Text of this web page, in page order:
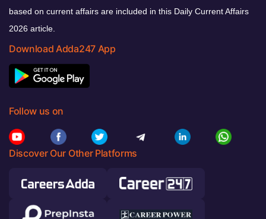
based on current affairs are included in this Daily Current Affairs
2026 article.
Download Adda247 App
Follow us on
Discover Our Other Platforms